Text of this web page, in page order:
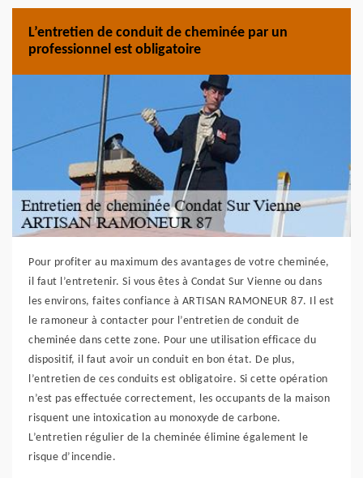
L’entretien de conduit de cheminée par un
professionnel est obligatoire
Pour profiter au maximum des avantages de votre cheminée,
il faut l’entretenir. Si vous êtes à Condat Sur Vienne ou dans
les environs, faites confiance à ARTISAN RAMONEUR 87. Il est
le ramoneur à contacter pour l’entretien de conduit de
cheminée dans cette zone. Pour une utilisation efficace du
dispositif, il faut avoir un conduit en bon état. De plus,
l’entretien de ces conduits est obligatoire. Si cette opération
n’est pas effectuée correctement, les occupants de la maison
risquent une intoxication au monoxyde de carbone.
L’entretien régulier de la cheminée élimine également le
risque d’incendie.